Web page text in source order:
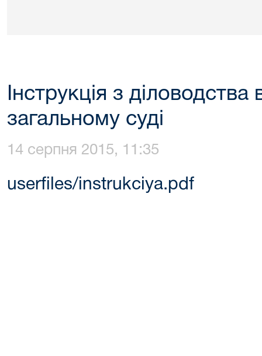
Інструкція з
загальному суді
14 серпня 2015, 11:35
userfiles/instrukciya.pdf